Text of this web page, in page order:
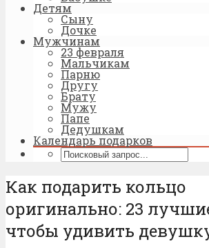
Детям
Сыну
Дочке
Мужчинам
23 февраля
Мальчикам
Парню
Другу
Брату
Мужу
Папе
Дедушкам
Календарь подарков
Как подарить кольцо
оригинально: 23
чтобы удивить